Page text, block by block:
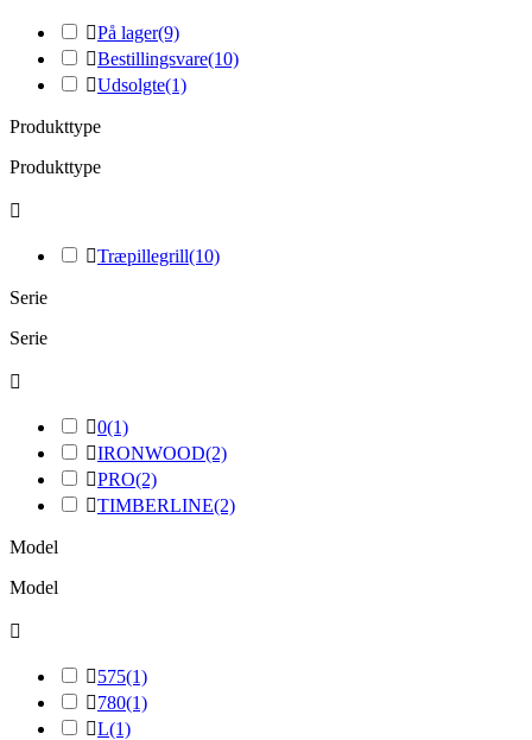
På lager(9)
Bestillingsvare(10)
Udsolgte(1)
Produkttype
Produkttype

Træpillegrill(10)
Serie
Serie

0(1)
IRONWOOD(2)
PRO(2)
TIMBERLINE(2)
Model
Model

575(1)
780(1)
L(1)